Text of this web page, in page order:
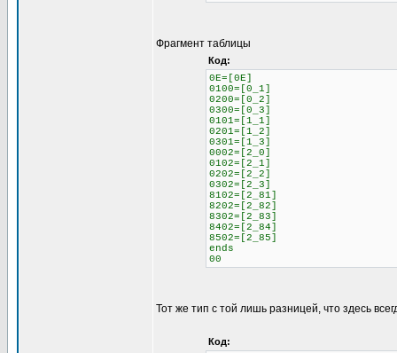
Фрагмент таблицы
Код:
0E=[0E]
0100=[0_1]
0200=[0_2]
0300=[0_3]
0101=[1_1]
0201=[1_2]
0301=[1_3]
0002=[2_0]
0102=[2_1]
0202=[2_2]
0302=[2_3]
8102=[2_81]
8202=[2_82]
8302=[2_83]
8402=[2_84]
8502=[2_85]
ends
00
Тот же тип с той лишь разницей, что здесь
Код: